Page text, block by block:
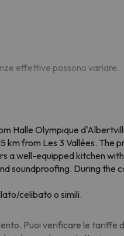
effettive possono variare.
Halle Olympique
from Les 3 Vallées. The
well-equipped kitchen
soundproofing. During the
celibato o simili.
Puoi verificare le